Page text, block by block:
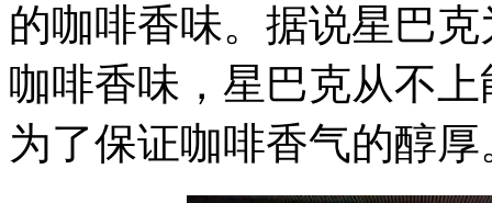
的咖啡香味。据说星巴
咖啡香味，星巴克从不
为了保证咖啡香气的醇厚